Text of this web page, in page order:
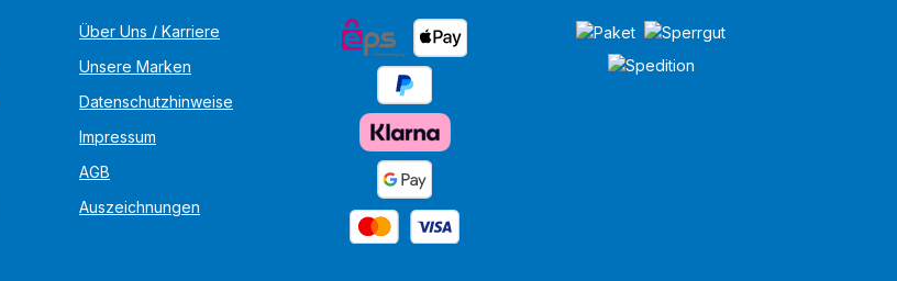
Über Uns / Karriere
Unsere Marken
Datenschutzhinweise
Impressum
AGB
Auszeichnungen